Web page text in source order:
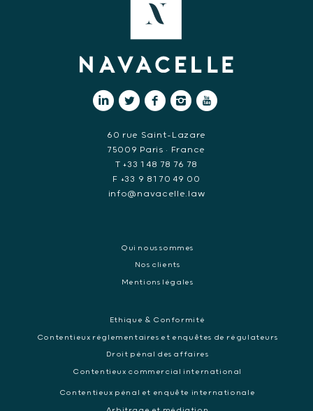
60 rue Saint-Lazare
75009 Paris • France
T +33 1 48 78 76 78
F +33 9 81 70 49 00
info@navacelle.law
Qui nous sommes
Nos clients
Mentions légales
Ethique & Conformité
Contentieux réglementaires et enquêtes de régulateurs
Droit pénal des affaires
Contentieux commercial international
Contentieux pénal et enquête internationale